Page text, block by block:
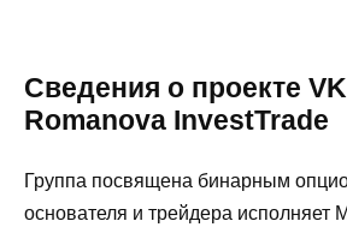
Сведения о проекте
Romanova InvestTrade
Группа посвящена бинарным
основателя и трейдера